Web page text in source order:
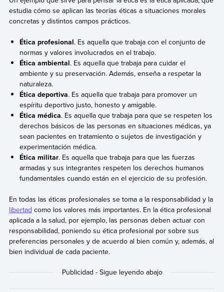
estudia cómo se aplican las teorías éticas a situaciones morales
concretas y distintos campos prácticos.
Ética profesional. Es aquella que trabaja con el conjunto de
normas y valores involucrados en el trabajo.
Ética ambiental. Es aquella que trabaja para cuidar el
ambiente y su preservación. Además, enseña a respetar la
naturaleza.
Ética deportiva. Es aquella que trabaja para promover un
espíritu deportivo justo, honesto y amigable.
Ética médica. Es aquella que trabaja para que se respeten los
derechos básicos de las personas en situaciones médicas, ya
sean pacientes en tratamiento o sujetos de investigación y
experimentación médica.
Ética militar. Es aquella que trabaja para que las fuerzas
armadas y sus integrantes respeten los derechos humanos
fundamentales cuando están en el ejercicio de su profesión.
En todas las éticas profesionales se toma a la responsabilidad y la
libertad como los valores más importantes. En la ética profesional
aplicada a la salud, por ejemplo, las personas deben actuar con
responsabilidad, poniendo su ética profesional por sobre sus
preferencias personales y de acuerdo al bien común y, además, al
bien individual de cada paciente.